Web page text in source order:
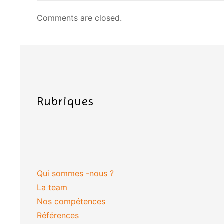
Comments are closed.
Rubriques
Qui sommes -nous ?
La team
Nos compétences
Références